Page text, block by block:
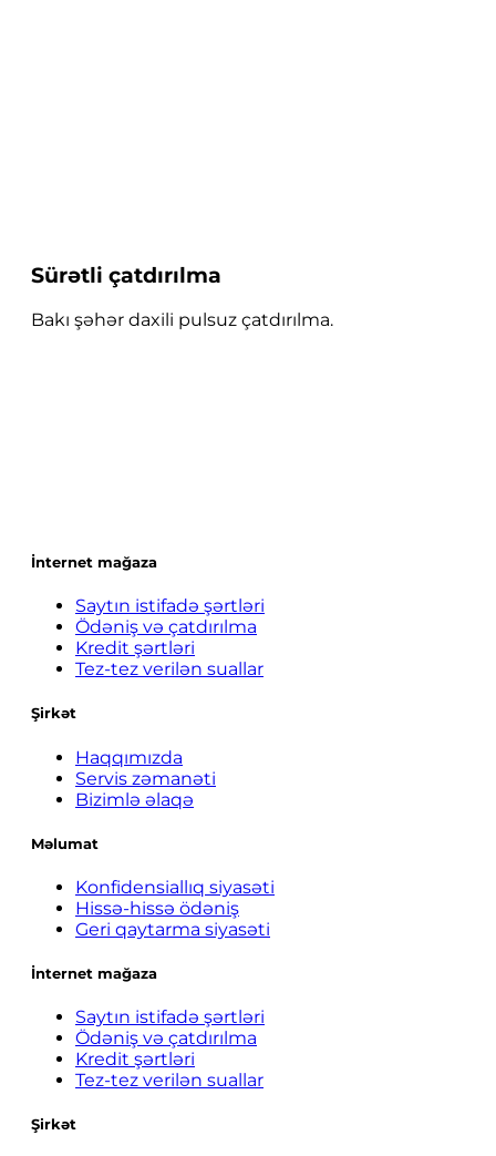
Sürətli çatdırılma
Bakı şəhər daxili pulsuz çatdırılma.
İnternet mağaza
Saytın istifadə şərtləri
Ödəniş və çatdırılma
Kredit şərtləri
Tez-tez verilən suallar
Şirkət
Haqqımızda
Servis zəmanəti
Bizimlə əlaqə
Məlumat
Konfidensiallıq siyasəti
Hissə-hissə ödəniş
Geri qaytarma siyasəti
İnternet mağaza
Saytın istifadə şərtləri
Ödəniş və çatdırılma
Kredit şərtləri
Tez-tez verilən suallar
Şirkət